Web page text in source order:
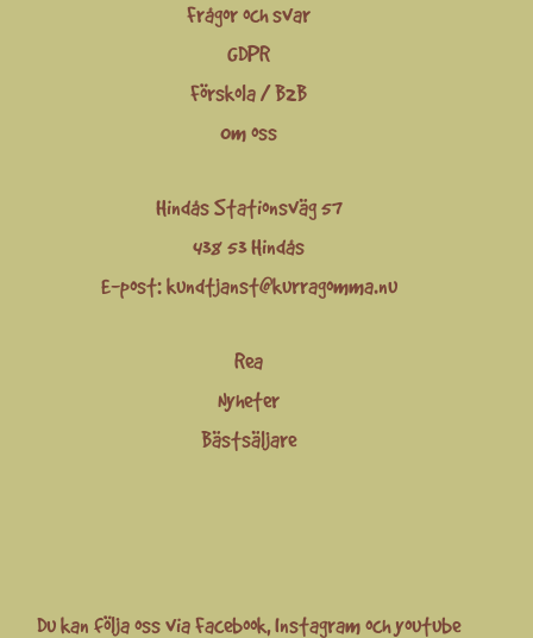
Frågor och svar
GDPR
Förskola / B2B
Om oss
Hindås Stationsväg 57
438 53 Hindås
E-post:kundtjanst@kurragomma.nu
Rea
Nyheter
Bästsäljare
Du kan följa oss viaFacebook,Instagramochyoutube